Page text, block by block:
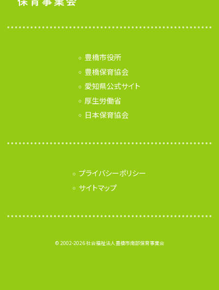
豊橋市役所
豊橋保育協会
愛知県公式サイト
厚生労働省
日本保育協会
プライバシーポリシー
サイトマップ
© 2002-2026 社会福祉法人豊橋市南部保育事業会